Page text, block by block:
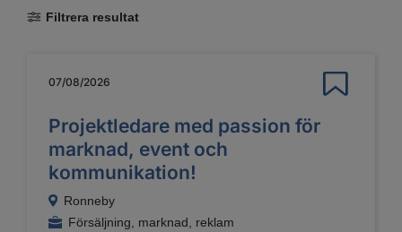
Filtrera resultat
07/08/2026
Projektledare med passion för
marknad, event och
kommunikation!
Ronneby
Försäljning, marknad, reklam